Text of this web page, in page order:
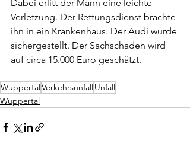
Dabei erlitt der Mann eine leichte
Verletzung. Der Rettungsdienst brachte
ihn in ein Krankenhaus. Der Audi wurde
sichergestellt. Der Sachschaden wird
auf circa 15.000 Euro geschätzt.
WuppertalVerkehrsunfallUnfall
Wuppertal